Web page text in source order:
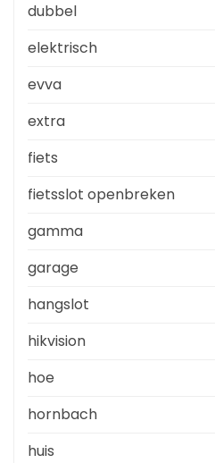
dubbel
elektrisch
evva
extra
fiets
fietsslot openbreken
gamma
garage
hangslot
hikvision
hoe
hornbach
huis